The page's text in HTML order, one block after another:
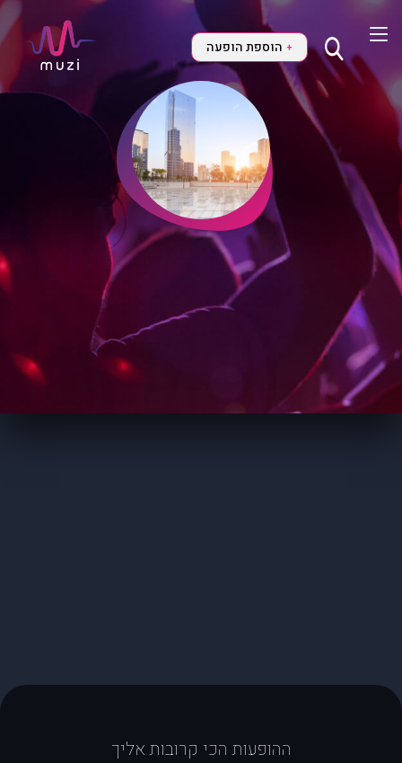
+ הוספת הופעה
ההופעות הכי קרובות אליך